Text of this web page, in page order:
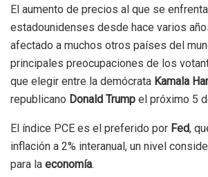
El aumento de precios al que se
estadounidenses desde hace varios
afectado a muchos otros países del
principales preocupaciones de los
que elegir entre la demócrata Kamala
republicano Donald Trump el próximo 5
El índice PCE es el preferido por Fed,
inflación a 2% interanual, un nivel
para la economía.